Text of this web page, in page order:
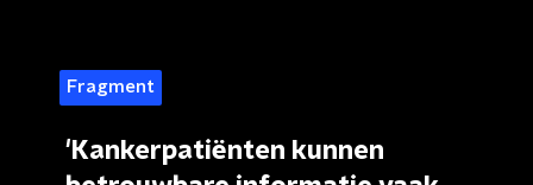
Fragment
'Kankerpatiënten kunnen